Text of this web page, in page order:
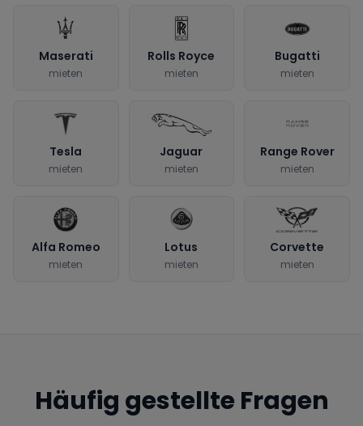
Maserati
mieten
Rolls Royce
mieten
Bugatti
mieten
Tesla
mieten
Jaguar
mieten
Range Rover
mieten
Alfa Romeo
mieten
Lotus
mieten
Corvette
mieten
Häufig gestellte Fragen